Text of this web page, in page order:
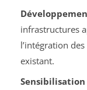
infrastructures
l’intégration
existant.